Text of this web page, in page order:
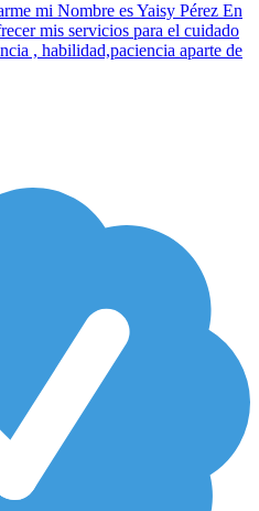
mi Nombre es Yaisy Pérez En
mis servicios para el cuidado
, habilidad,paciencia aparte de